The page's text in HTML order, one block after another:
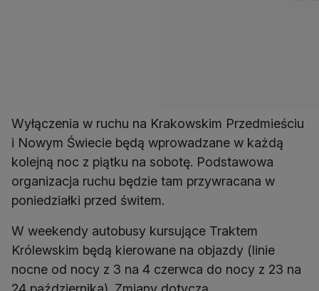
Wyłączenia w ruchu na Krakowskim Przedmieściu
i Nowym Świecie będą wprowadzane w każdą
kolejną noc z piątku na sobotę. Podstawowa
organizacja ruchu będzie tam przywracana w
poniedziałki przed świtem.
W weekendy autobusy kursujące Traktem
Królewskim będą kierowane na objazdy (linie
nocne od nocy z 3 na 4 czerwca do nocy z 23 na